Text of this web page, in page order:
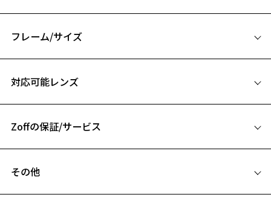
お気に入り
シンプルでかけやすいデザインなのに、おしゃれ感がぐっと増す太陽
を感じる季節に取り入れたいサングラスシリーズです。
【デザイン】
ファッション感度の高い方におすすめです。
ZA241G10-12A1：肌なじみのよいグレー（クリア）。
ZA241G10-21A1：こなれ感のある明るい印象のピンク（クリア）。
限定カラー
フレーム/サイズ
B ブリッジ(鼻部分)の横幅：21mm
対応可能レンズ
フレームとレンズの合計料金を知りたい方へ
Zoffの保証/サービス
その他